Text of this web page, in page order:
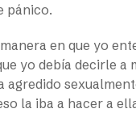
pánico.
en que yo
yo debía decirle a
agredido
la iba a hacer a